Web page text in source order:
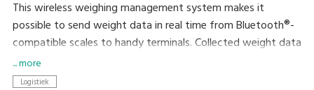
This wireless weighing management system makes it
possible to send weight data in real time from Bluetooth®-
compatible scales to handy terminals. Collected weight data
can then easily be transferred to a computer through the
handy terminal's cradle. This eliminates the task of data
... more
Logistiek